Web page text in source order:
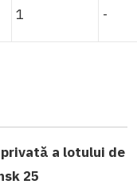
1 -
a lotului de
25